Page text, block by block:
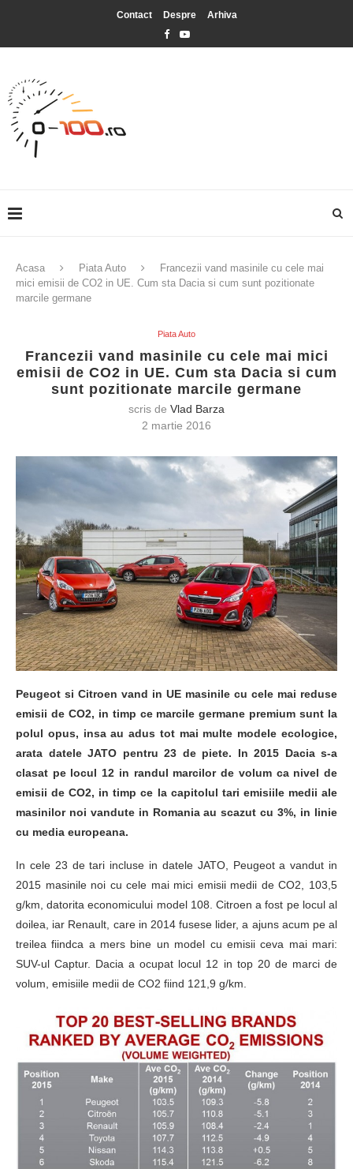
Contact Despre Arhiva
Acasa Piata Auto
Francezii vand masinile cu cele mai
mici emisii de CO2 in UE. Cum sta Dacia si cum sunt pozitionate
marcile germane
Piata Auto
Francezii vand masinile cu cele mai mici
emisii de CO2 in UE. Cum sta Dacia si cum
sunt pozitionate marcile germane
scris de Vlad Barza
2 martie 2016
Peugeot si Citroen vand in UE masinile cu cele mai reduse
emisii de CO2, in timp ce marcile germane premium sunt la
polul opus, insa au adus tot mai multe modele ecologice,
arata datele JATO pentru 23 de piete. In 2015 Dacia s-a
clasat pe locul 12 in randul marcilor de volum ca nivel de
emisii de CO2, in timp ce la capitolul tari emisiile medii ale
masinilor noi vandute in Romania au scazut cu 3%, in linie
cu media europeana.
In cele 23 de tari incluse in datele JATO, Peugeot a vandut in
2015 masinile noi cu cele mai mici emisii medii de CO2, 103,5
g/km, datorita economicului model 108. Citroen a fost pe locul al
doilea, iar Renault, care in 2014 fusese lider, a ajuns acum pe al
treilea fiindca a mers bine un model cu emisii ceva mai mari:
SUV-ul Captur. Dacia a ocupat locul 12 in top 20 de marci de
volum, emisiile medii de CO2 fiind 121,9 g/km.